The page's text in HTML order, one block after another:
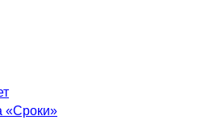
«Сроки»